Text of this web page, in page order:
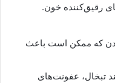
رقیق‌کننده خون.
که ممکن است باعث
تبخال، عفونت‌های